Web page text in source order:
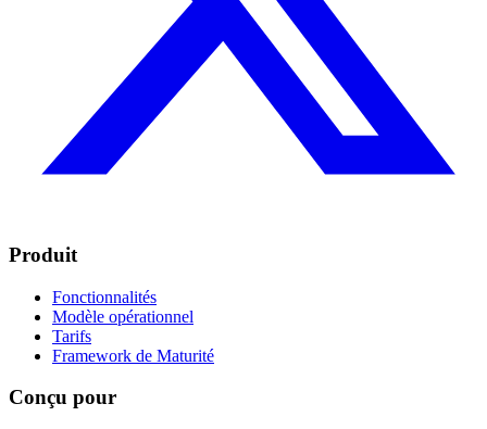
Produit
Fonctionnalités
Modèle opérationnel
Tarifs
Framework de Maturité
Conçu pour